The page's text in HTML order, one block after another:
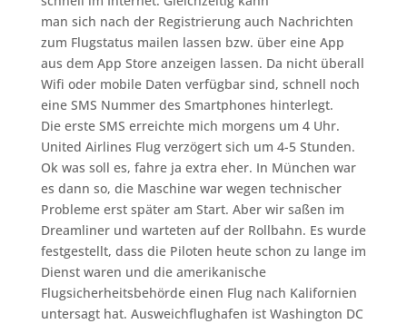
man sich nach der Registrierung auch Nachrichten
zum Flugstatus mailen lassen bzw. über eine App
aus dem App Store anzeigen lassen. Da nicht überall
Wifi oder mobile Daten verfügbar sind, schnell noch
eine SMS Nummer des Smartphones hinterlegt.
Die erste SMS erreichte mich morgens um 4 Uhr.
United Airlines Flug verzögert sich um 4-5 Stunden.
Ok was soll es, fahre ja extra eher. In München war
es dann so, die Maschine war wegen technischer
Probleme erst später am Start. Aber wir saßen im
Dreamliner und warteten auf der Rollbahn. Es wurde
festgestellt, dass die Piloten heute schon zu lange im
Dienst waren und die amerikanische
Flugsicherheitsbehörde einen Flug nach Kalifornien
untersagt hat. Ausweichflughafen ist Washington DC